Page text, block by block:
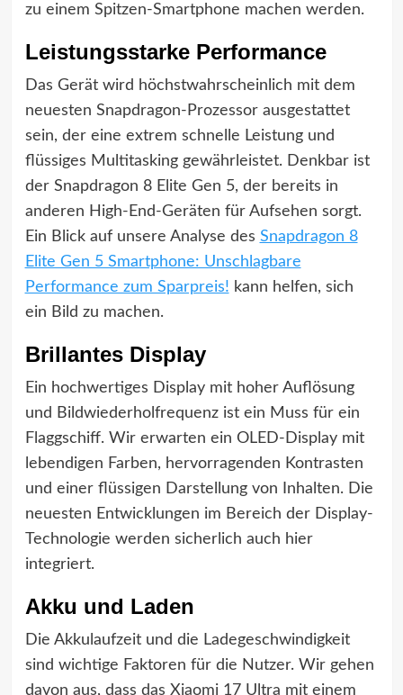
zu einem Spitzen-Smartphone machen werden.
Leistungsstarke Performance
Das Gerät wird höchstwahrscheinlich mit dem
neuesten Snapdragon-Prozessor ausgestattet
sein, der eine extrem schnelle Leistung und
flüssiges Multitasking gewährleistet. Denkbar ist
der Snapdragon 8 Elite Gen 5, der bereits in
anderen High-End-Geräten für Aufsehen sorgt.
Ein Blick auf unsere Analyse des Snapdragon 8
Elite Gen 5 Smartphone: Unschlagbare
Performance zum Sparpreis! kann helfen, sich
ein Bild zu machen.
Brillantes Display
Ein hochwertiges Display mit hoher Auflösung
und Bildwiederholfrequenz ist ein Muss für ein
Flaggschiff. Wir erwarten ein OLED-Display mit
lebendigen Farben, hervorragenden Kontrasten
und einer flüssigen Darstellung von Inhalten. Die
neuesten Entwicklungen im Bereich der Display-
Technologie werden sicherlich auch hier
integriert.
Akku und Laden
Die Akkulaufzeit und die Ladegeschwindigkeit
sind wichtige Faktoren für die Nutzer. Wir gehen
davon aus, dass das Xiaomi 17 Ultra mit einem